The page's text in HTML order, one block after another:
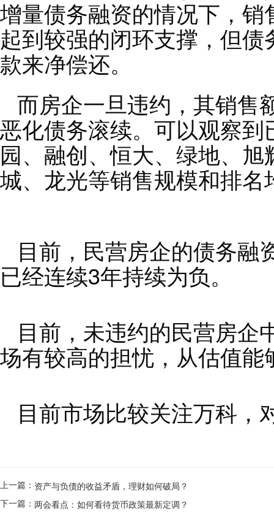
增量债务融资的情况下，
起到较强的闭环支撑，但
款来净偿还。
而房企一旦违约，其销售
恶化债务滚续。可以观察
园、融创、恒大、绿地、
城、龙光等销售规模和排
目前，民营房企的债务融
已经连续3年持续为负。
目前，未违约的民营房企
场有较高的担忧，从估值能
目前市场比较关注万科，
上一篇： 资产与负债的收益矛盾，理财如何破局？
下一篇： 两会看点：如何看待货币政策最新定调？